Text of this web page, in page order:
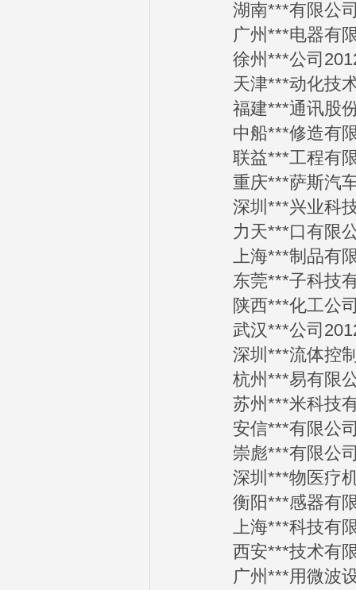
湖南***有限公司
广州***电器有限
徐州***公司
天津***动化技术
福建***通讯股份
中船***修造有限
联益***工程有限
重庆***萨斯汽车
深圳***兴业科技
力天***口有限公
上海***制品有限
东莞***子科技有
陕西***化工公司
武汉***公司
深圳***流体控制
杭州***易有限公
苏州***米科技有
安信***有限公司
崇彪***有限公司
深圳***物医疗机
衡阳***感器有限
上海***科技有限
西安***技术有限
广州***用微波设